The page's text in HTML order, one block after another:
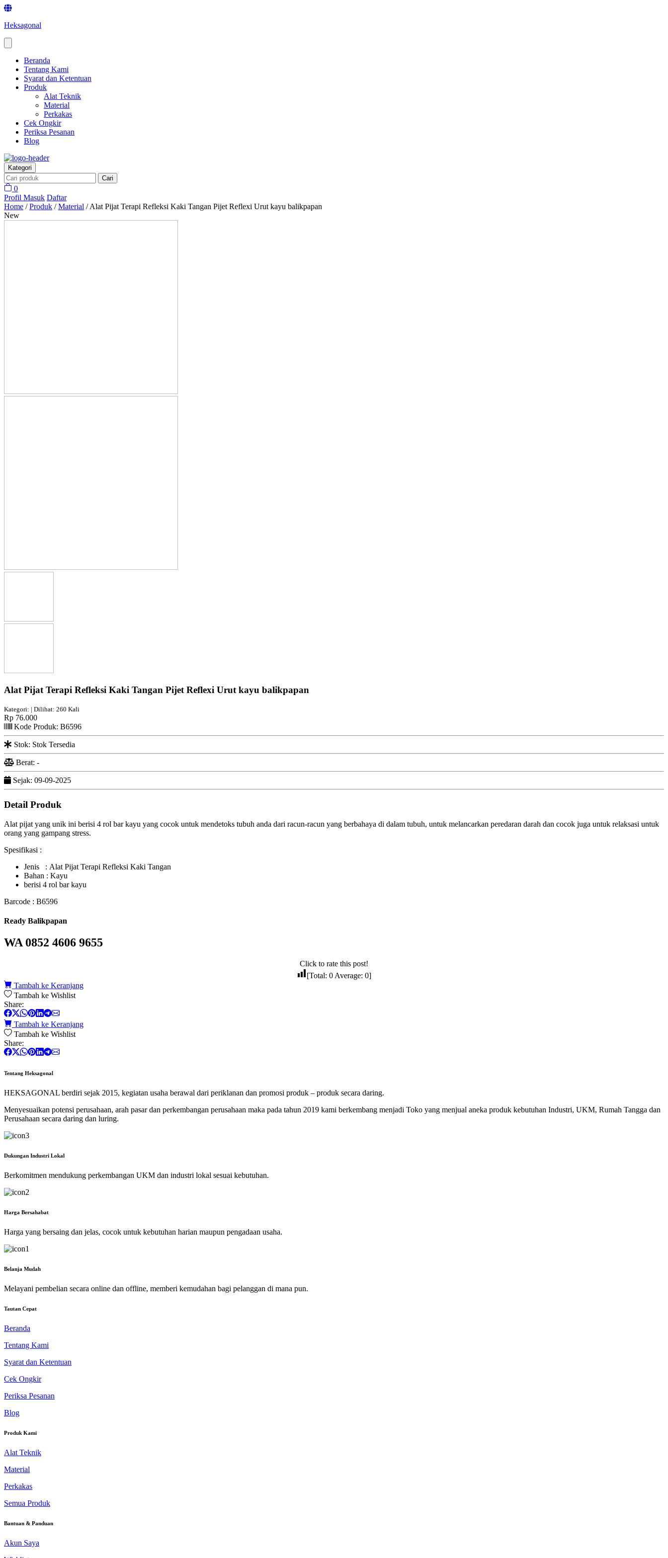
Heksagonal
Beranda
Tentang Kami
Syarat dan Ketentuan
Produk
Alat Teknik
Material
Perkakas
Cek Ongkir
Periksa Pesanan
Blog
Kategori
Cari
0
Profil Masuk Daftar
Home /Produk /Material /Alat Pijat Terapi Refleksi Kaki Tangan Pijet Reflexi Urut kayu balikpapan
New
Alat Pijat Terapi Refleksi Kaki Tangan Pijet Reflexi Urut kayu balikpapan
Kategori: | Dilihat: 260 Kali
Rp 76.000
Kode Produk: B6596
Stok: Stok Tersedia
Berat: -
Sejak: 09-09-2025
Detail Produk
Alat pijat yang unik ini berisi 4 rol bar kayu yang cocok untuk mendetoks tubuh anda dari racun-racun yang berbahaya di dalam tubuh, untuk melancarkan peredaran darah dan cocok juga untuk relaksasi untuk
orang yang gampang stress.
Spesifikasi :
Jenis : Alat Pijat Terapi Refleksi Kaki Tangan
Bahan : Kayu
berisi 4 rol bar kayu
Barcode : B6596
Ready Balikpapan
WA 0852 4606 9655
Click to rate this post!
[Total: 0 Average: 0]
Tambah ke Keranjang
Tambah ke Wishlist
Share:
Tambah ke Keranjang
Tambah ke Wishlist
Share:
Tentang Heksagonal
HEKSAGONAL berdiri sejak 2015, kegiatan usaha berawal dari periklanan dan promosi produk – produk secara daring.
Menyesuaikan potensi perusahaan, arah pasar dan perkembangan perusahaan maka pada tahun 2019 kami berkembang menjadi Toko yang menjual aneka produk kebutuhan Industri, UKM, Rumah Tangga dan
Perusahaan secara daring dan luring.
Dukungan Industri Lokal
Berkomitmen mendukung perkembangan UKM dan industri lokal sesuai kebutuhan.
Harga Bersahabat
Harga yang bersaing dan jelas, cocok untuk kebutuhan harian maupun pengadaan usaha.
Belanja Mudah
Melayani pembelian secara online dan offline, memberi kemudahan bagi pelanggan di mana pun.
Tautan Cepat
Beranda
Tentang Kami
Syarat dan Ketentuan
Cek Ongkir
Periksa Pesanan
Blog
Produk Kami
Alat Teknik
Material
Perkakas
Semua Produk
Bantuan & Panduan
Akun Saya